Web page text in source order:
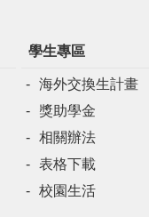
學生專區
海外交換生計畫
獎助學金
相關辦法
表格下載
校園生活